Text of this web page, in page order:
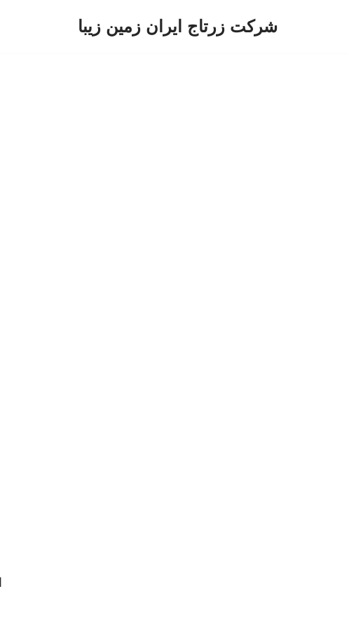
شرکت زرتاج ایران زمین زیبا